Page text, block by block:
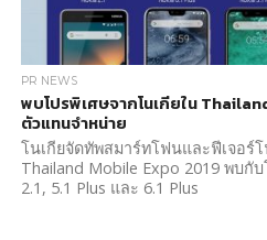
PR NEWS
พบโปรพิเศษจากโนเกียใน
ตัวแทนจำหน่าย
โนเกียจัดทัพสมาร์ทโฟนและฟีเจอร์
Thailand Mobile Expo 2019 พบกั
2.1, 5.1 Plus และ 6.1 Plus